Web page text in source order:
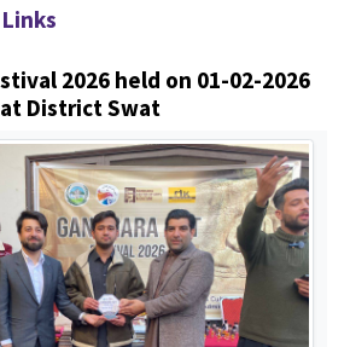
2026 held on 01-02-2026
at District Swat